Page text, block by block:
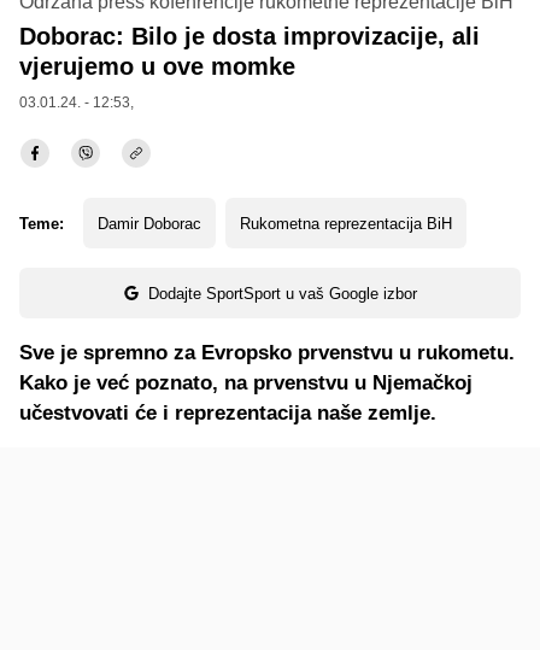
Doborac: Bilo je dosta improvizacije, ali
vjerujemo u ove momke
03.01.24. - 12:53,
Teme: Damir Doborac Rukometna reprezentacija BiH
Dodajte SportSport u vaš Google izbor
Sve je spremno za Evropsko prvenstvu u rukometu.
Kako je već poznato, na prvenstvu u Njemačkoj
učestvovati će i reprezentacija naše zemlje.